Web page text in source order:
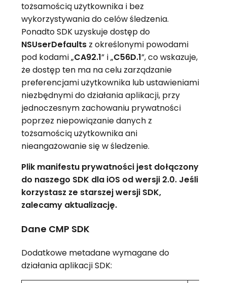
tożsamością użytkownika i bez
wykorzystywania do celów śledzenia.
Ponadto SDK uzyskuje dostęp do
NSUserDefaultsz określonymi powodami
pod kodami „CA92.1” i „C56D.1”, co wskazuje,
że dostęp ten ma na celu zarządzanie
preferencjami użytkownika lub ustawieniami
niezbędnymi do działania aplikacji, przy
jednoczesnym zachowaniu prywatności
poprzez niepowiązanie danych z
tożsamością użytkownika ani
nieangażowanie się w śledzenie.
Plik manifestu prywatności jest dołączony
do naszego SDK dla iOS od wersji 2.0. Jeśli
korzystasz ze starszej wersji SDK,
zalecamy aktualizację.
Dane CMP SDK
Dodatkowe metadane wymagane do
działania aplikacji SDK: